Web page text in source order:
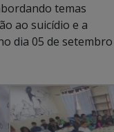
temas
ao suicídio e a
dia 05 de setembro